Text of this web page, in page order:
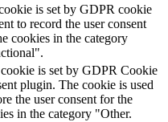
is set by GDPR cookie
to record the user consent
cookies in the category
is set by GDPR Cookie
plugin. The cookie is used
the user consent for the
in the category "Other.